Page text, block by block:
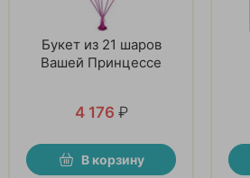
Букет из 21 шаров
Вашей Принцессе
4 176 ₽
В корзину